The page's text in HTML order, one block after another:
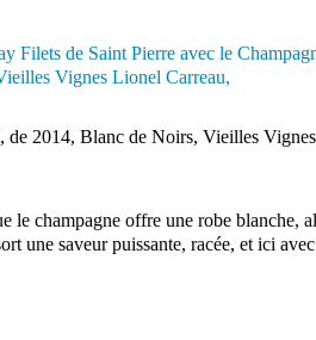
de 2014, Blanc de Noirs, Vieilles
le champagne offre une robe blanche,
une saveur puissante, racée, et ici